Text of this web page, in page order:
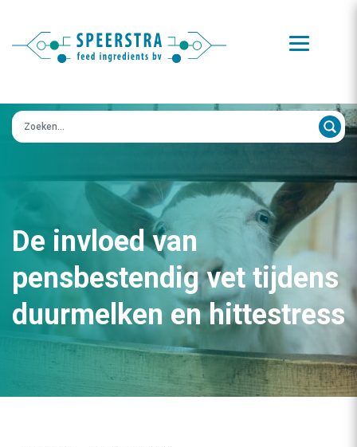
Zoeken op:
De invloed van
pensbestendig vet tijdens
duurmelken en hittestress